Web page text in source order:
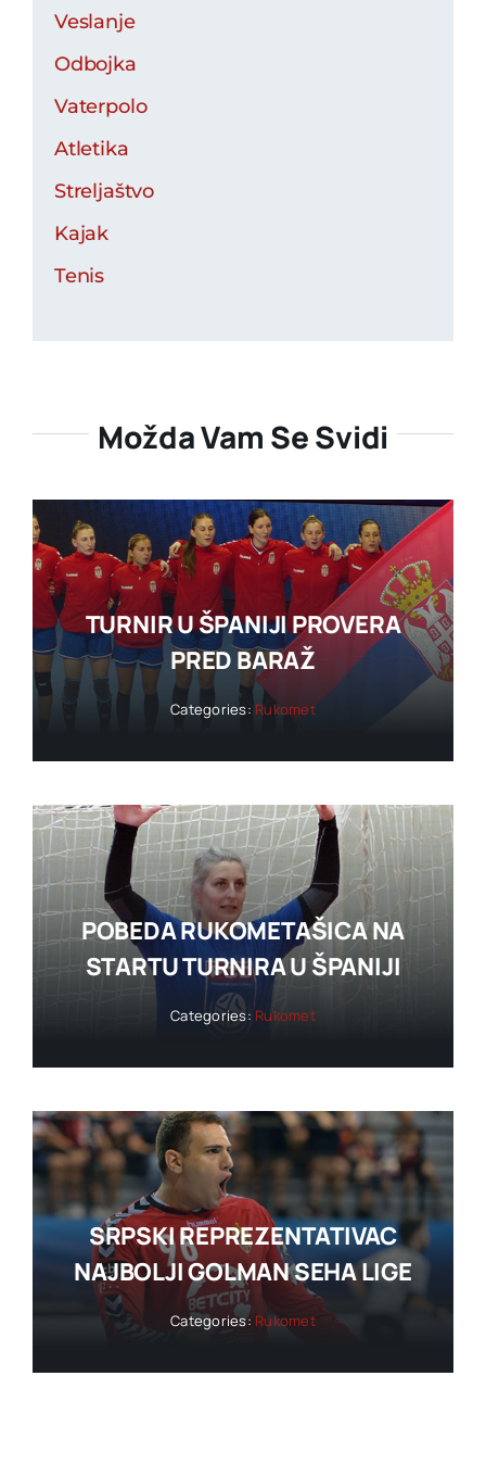
Veslanje
Odbojka
Vaterpolo
Atletika
Streljaštvo
Kajak
Tenis
Možda Vam Se Svidi
TURNIR U ŠPANIJI PROVERA
PRED BARAŽ
Categories: Rukomet
POBEDA RUKOMETAŠICA NA
STARTU TURNIRA U ŠPANIJI
Categories: Rukomet
SRPSKI REPREZENTATIVAC
NAJBOLJI GOLMAN SEHA LIGE
Categories: Rukomet